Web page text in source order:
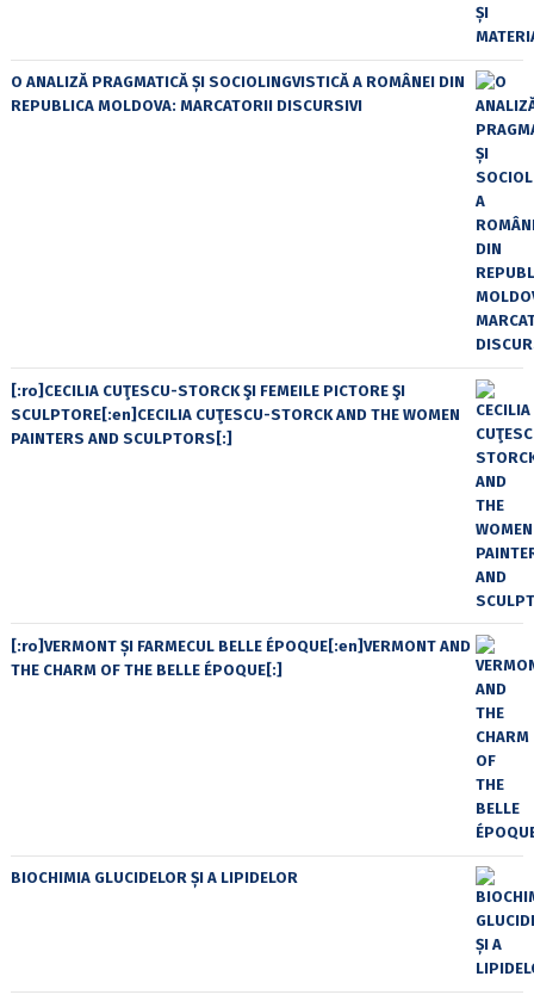
O ANALIZĂ PRAGMATICĂ ȘI SOCIOLINGVISTICĂ A ROMÂNEI DIN
REPUBLICA MOLDOVA: MARCATORII DISCURSIVI
[:ro]CECILIA CUŢESCU-STORCK ŞI FEMEILE PICTORE ŞI
SCULPTORE[:en]CECILIA CUŢESCU-STORCK AND THE WOMEN
PAINTERS AND SCULPTORS[:]
[:ro]VERMONT ȘI FARMECUL BELLE ÉPOQUE[:en]VERMONT AND
THE CHARM OF THE BELLE ÉPOQUE[:]
BIOCHIMIA GLUCIDELOR ȘI A LIPIDELOR